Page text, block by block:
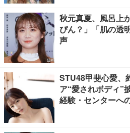
秋元真夏、風呂上
ぴん？」「肌の透
声
STU48甲斐心愛、
ア“愛されボディ”
経験・センターへ